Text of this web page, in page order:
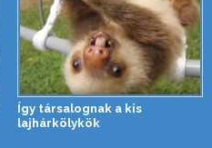
Így társalognak a kis
lajhárkölykök